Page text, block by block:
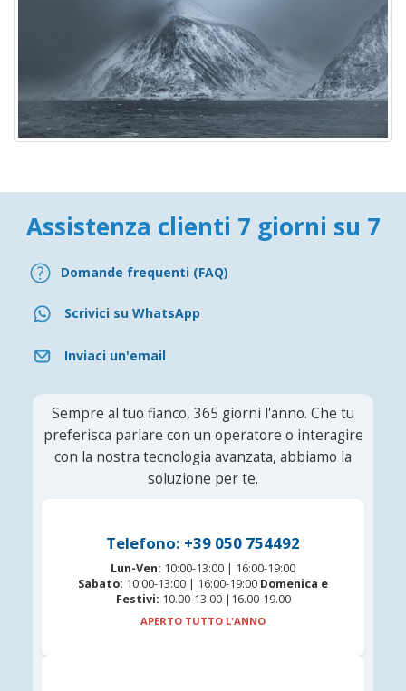
Assistenza clienti 7 giorni su 7
Domande frequenti (FAQ)
Scrivici su WhatsApp
Inviaci un'email
Sempre al tuo fianco, 365 giorni l'anno. Che tu
preferisca parlare con un operatore o interagire
con la nostra tecnologia avanzata, abbiamo la
soluzione per te.
Telefono: +39 050 754492
Lun-Ven: 10:00-13:00 | 16:00-19:00
Sabato: 10:00-13:00 | 16:00-19:00 Domenica e
Festivi: 10.00-13.00 |16.00-19.00
APERTO TUTTO L'ANNO